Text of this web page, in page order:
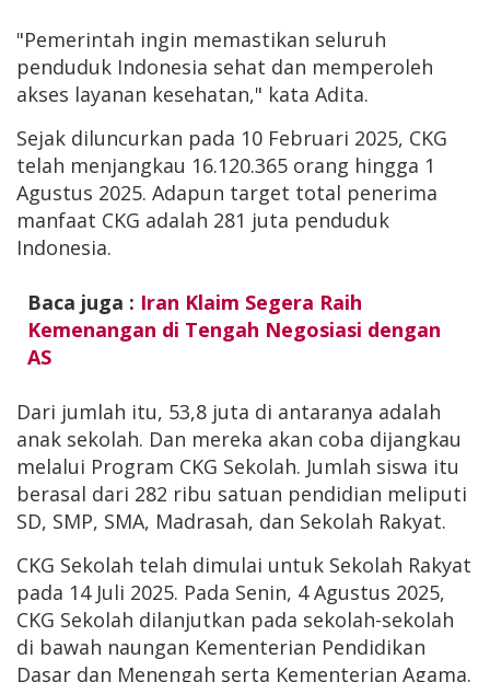
"Pemerintah ingin memastikan seluruh
penduduk Indonesia sehat dan memperoleh
akses layanan kesehatan," kata Adita.
Sejak diluncurkan pada 10 Februari 2025, CKG
telah menjangkau 16.120.365 orang hingga 1
Agustus 2025. Adapun target total penerima
manfaat CKG adalah 281 juta penduduk
Indonesia.
Baca juga : Iran Klaim Segera Raih
Kemenangan di Tengah Negosiasi dengan
AS
Dari jumlah itu, 53,8 juta di antaranya adalah
anak sekolah. Dan mereka akan coba dijangkau
melalui Program CKG Sekolah. Jumlah siswa itu
berasal dari 282 ribu satuan pendidian meliputi
SD, SMP, SMA, Madrasah, dan Sekolah Rakyat.
CKG Sekolah telah dimulai untuk Sekolah Rakyat
pada 14 Juli 2025. Pada Senin, 4 Agustus 2025,
CKG Sekolah dilanjutkan pada sekolah-sekolah
di bawah naungan Kementerian Pendidikan
Dasar dan Menengah serta Kementerian Agama.